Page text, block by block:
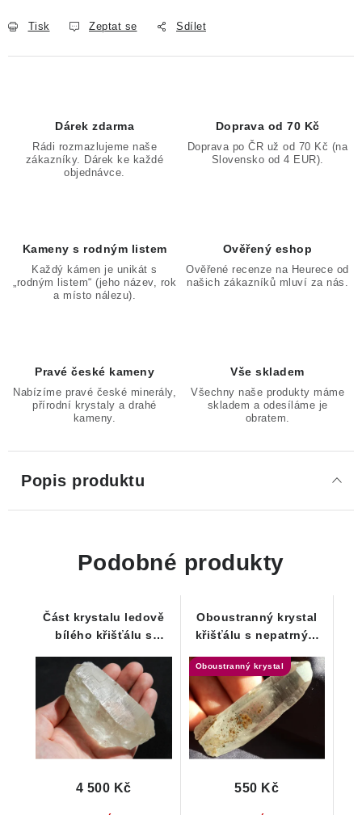
Tisk Zeptat se Sdílet
Dárek zdarma
Rádi rozmazlujeme naše
zákazníky. Dárek ke každé
objednávce.
Doprava od 70 Kč
Doprava po ČR už od 70 Kč (na
Slovensko od 4 EUR).
Kameny s rodným listem
Každý kámen je unikát s
„rodným listem“ (jeho název, rok
a místo nálezu).
Ověřený eshop
Ověřené recenze na Heurece od
našich zákazníků mluví za nás.
Pravé české kameny
Nabízíme pravé české minerály,
přírodní krystaly a drahé
kameny.
Vše skladem
Všechny naše produkty máme
skladem a odesíláme je
obratem.
Popis produktu
Podobné produkty
Část krystalu ledově
bílého křišťálu s
světem a velkou
barevnou duhou
4 500 Kč
Oboustranný krystal
křišťálu s nepatrným
Oboustranný krystal
550 Kč